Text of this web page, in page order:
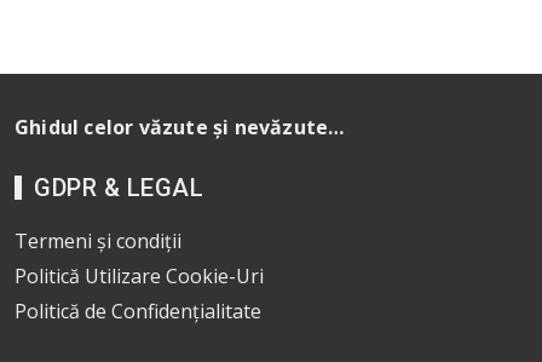
Ghidul celor văzute și nevăzute…
GDPR & LEGAL
Termeni și condiții
Politică Utilizare Cookie-Uri
Politică de Confidențialitate